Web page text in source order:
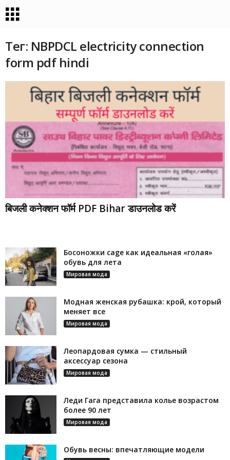
Тег: NBPDCL electricity connection
form pdf hindi
बिजली कनेक्शन फॉर्म PDF Bihar डाउनलोड करें
Босоножки cage как идеальная «голая»
обувь для лета
Мировая мода
Модная женская рубашка: крой, который
меняет все
Мировая мода
Леопардовая сумка — стильный
аксессуар сезона
Мировая мода
Леди Гага представила колье возрастом
более 90 лет
Мировая мода
Обувь весны: впечатляющие модели